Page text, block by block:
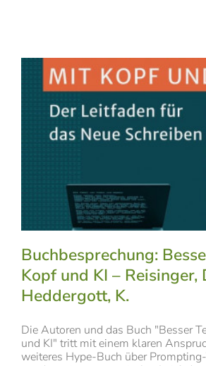
Buchbesprechung:
Kopf und KI – Reisinger,
Heddergott, K.
Die Autoren und das Buch "Besser
und KI" tritt mit einem klaren
weiteres Hype-Buch über